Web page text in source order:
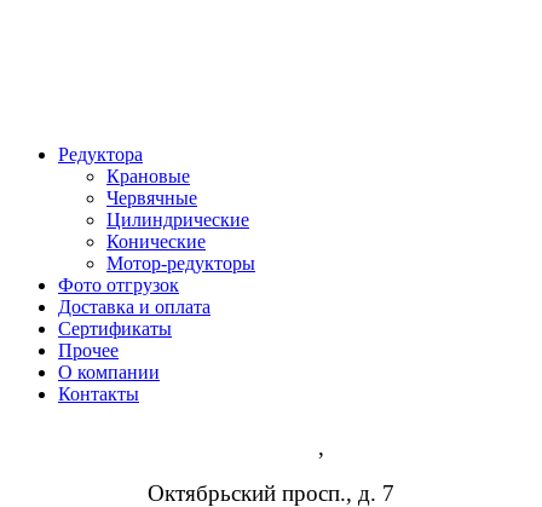
Редуктора
Крановые
Червячные
Цилиндрические
Конические
Мотор-редукторы
Фото отгрузок
Доставка и оплата
Сертификаты
Прочее
О компании
Контакты
,
Октябрьский просп., д. 7